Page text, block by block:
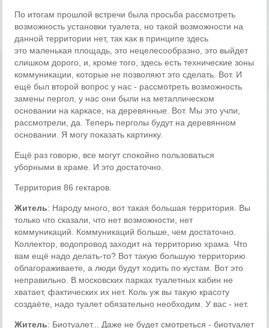
По итогам прошлой встречи была просьба рассмотреть
возможность установки туалета, но такой возможности на
данной территории нет, так как в принципе здесь
это маленькая площадь, это нецелесообразно, это выйдет
слишком дорого, и, кроме того, здесь есть технические зоны
коммуникации, которые не позволяют это сделать. Вот. И
ещё был второй вопрос у нас - рассмотреть возможность
замены пергол, у нас они были на металлическом
основании на каркасе, на деревянные. Вот. Мы это учли,
рассмотрели, да. Теперь перголы будут на деревянном
основании. Я могу показать картинку.
Ещё раз говорю, все могут спокойно пользоваться
уборными в храме. И это достаточно.
Территория 86 гектаров.
Житель: Народу много, вот такая большая территория. Вы
только что сказали, что нет возможности, нет
коммуникаций. Коммуникаций больше, чем достаточно.
Коллектор, водопровод заходит на территорию храма. Что
вам ещё надо делать-то? Вот такую большую территорию
облагораживаете, а люди будут ходить по кустам. Вот это
неправильно. В московских парках туалетных кабин не
хватает, фактических их нет. Коль уж вы такую красоту
создаёте, надо туалет обязательно необходим. У вас - нет.
Житель: Биотуалет... Даже не будет смотреться - биотуалет